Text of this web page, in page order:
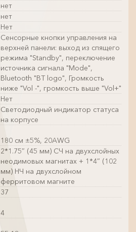
нет
нет
Нет
Сенсорные кнопки управления на
верхней панели: выход из спящего
режима "Standby", переключение
источника сигнала "Mode",
Bluetooth "BT logo", Громкость
ниже "Vol -", громкость выше "Vol+"
Нет
Светодиодный индикатор статуса
на корпусе
180 см ±5%, 20AWG
2*1.75″ (45 мм) СЧ на двухслойных
неодимовых магнитах + 1*4″ (102
мм) НЧ на двухслойном
ферритовом магните
37
4